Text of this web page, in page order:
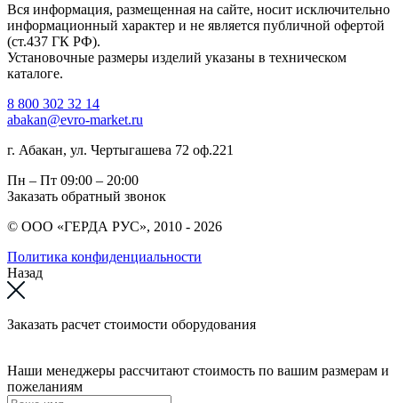
Вся информация, размещенная на сайте, носит исключительно
информационный характер и не является публичной офертой
(ст.437 ГК РФ).
Установочные размеры изделий указаны в техническом
каталоге.
8 800 302 32 14
abakan@evro-market.ru
г. Абакан, ул. Чертыгашева 72 оф.221
Пн – Пт 09:00 – 20:00
Заказать обратный звонок
© ООО «ГЕРДА РУС», 2010 - 2026
Политика конфиденциальности
Назад
Заказать расчет стоимости оборудования
Наши менеджеры рассчитают стоимость по вашим размерам и
пожеланиям